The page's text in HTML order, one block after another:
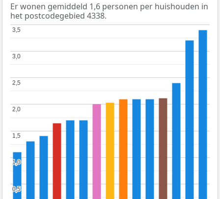
Er wonen gemiddeld 1,6 personen per huishouden in
het postcodegebied 4338.
0,5
0,5
1,0
1,0
1,5
1,5
2,0
2,0
2,5
2,5
3,0
3,0
3,5
3,5